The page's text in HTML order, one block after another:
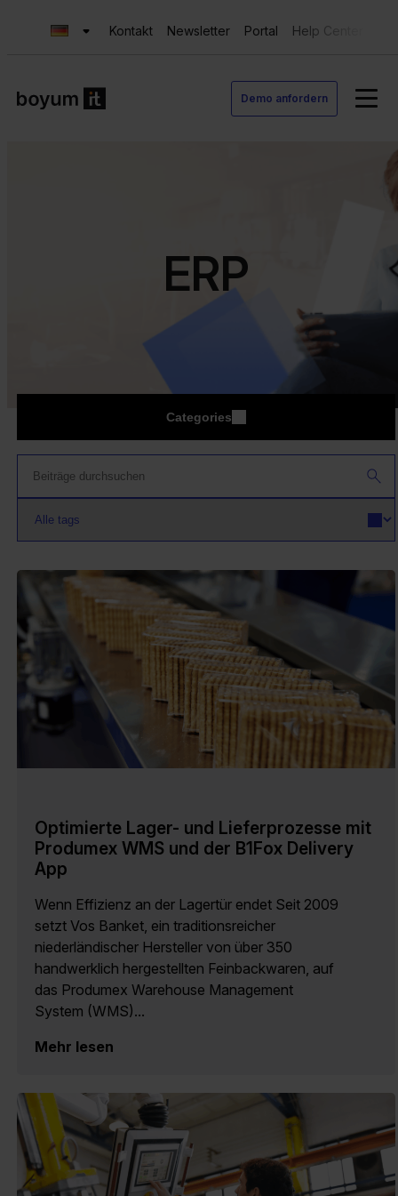
Kontakt Newsletter Portal Help Center
Demo anfordern
ERP
Categories
Optimierte Lager- und Lieferprozesse mit
Produmex WMS und der B1Fox Delivery
App
Wenn Effizienz an der Lagertür endet Seit 2009
setzt Vos Banket, ein traditionsreicher
niederländischer Hersteller von über 350
handwerklich hergestellten Feinbackwaren, auf
das Produmex Warehouse Management
System (WMS)...
Mehr lesen